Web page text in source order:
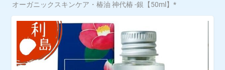
オーガニックスキンケア・椿油 神代椿 -銀【50ml】*